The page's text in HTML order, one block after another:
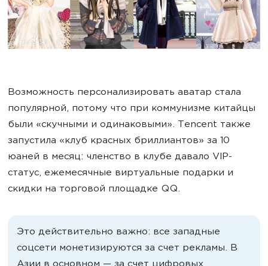
Возможность персонализировать аватар стала
популярной, потому что при коммунизме китайцы
были «скучными и одинаковыми». Tencent также
запустила «клуб красных бриллиантов» за 10
юаней в месяц: членство в клубе давало VIP-
статус, ежемесячные виртуальные подарки и
скидки на торговой площадке QQ.
Это действительно важно: все западные
соцсети монетизируются за счет рекламы. В